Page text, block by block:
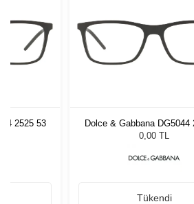
2525 53
Dolce & Gabbana DG5044
0,00 TL
Tükendi